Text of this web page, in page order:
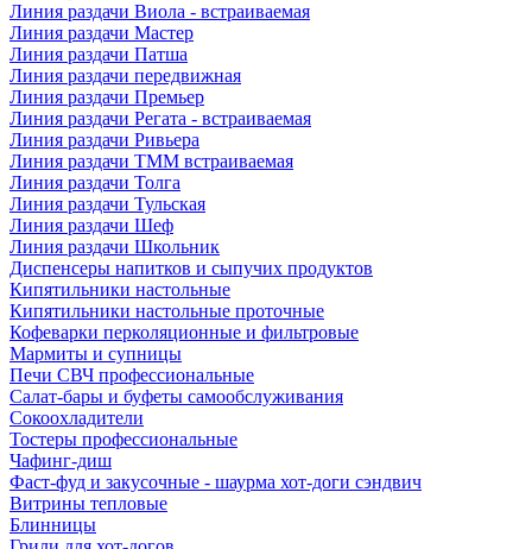
Линия раздачи Виола - встраиваемая
Линия раздачи Мастер
Линия раздачи Патша
Линия раздачи передвижная
Линия раздачи Премьер
Линия раздачи Регата - встраиваемая
Линия раздачи Ривьера
Линия раздачи ТММ встраиваемая
Линия раздачи Толга
Линия раздачи Тульская
Линия раздачи Шеф
Линия раздачи Школьник
Диспенсеры напитков и сыпучих продуктов
Кипятильники настольные
Кипятильники настольные проточные
Кофеварки перколяционные и фильтровые
Мармиты и супницы
Печи СВЧ профессиональные
Салат-бары и буфеты самообслуживания
Сокоохладители
Тостеры профессиональные
Чафинг-диш
Фаст-фуд и закусочные - шаурма хот-доги сэндвич
Витрины тепловые
Блинницы